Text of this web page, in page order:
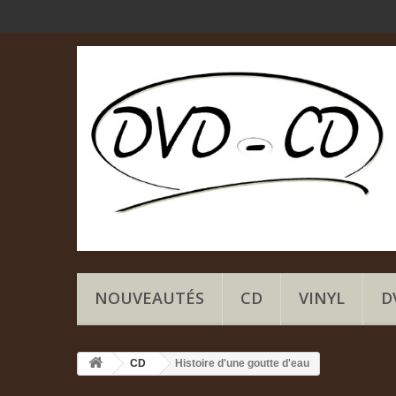
NOUVEAUTÉS CD VINYL
CD Histoire d'une goutte d'eau